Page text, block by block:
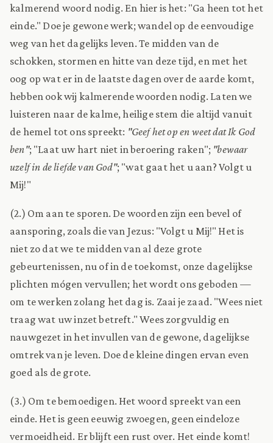
kalmerend woord nodig. En hier is het: "Ga heen tot het
einde." Doe je gewone werk; wandel op de eenvoudige
weg van het dagelijks leven. Te midden van de
schokken, stormen en hitte van deze tijd, en met het
oog op wat er in de laatste dagen over de aarde komt,
hebben ook wij kalmerende woorden nodig. Laten we
luisteren naar de kalme, heilige stem die altijd vanuit
de hemel tot ons spreekt: "Geef het op en weet dat Ik God
ben"; "Laat uw hart niet in beroering raken"; "bewaar
uzelf in de liefde van God"; "wat gaat het u aan? Volgt u
Mij!"
(2.) Om aan te sporen. De woorden zijn een bevel of
aansporing, zoals die van Jezus: "Volgt u Mij!" Het is
niet zo dat we te midden van al deze grote
gebeurtenissen, nu of in de toekomst, onze dagelijkse
plichten mógen vervullen; het wordt ons geboden —
om te werken zolang het dag is. Zaai je zaad. "Wees niet
traag wat uw inzet betreft." Wees zorgvuldig en
nauwgezet in het invullen van de gewone, dagelijkse
omtrek van je leven. Doe de kleine dingen ervan even
goed als de grote.
(3.) Om te bemoedigen. Het woord spreekt van een
einde. Het is geen eeuwig zwoegen, geen eindeloze
vermoeidheid. Er blijft een rust over. Het einde komt!